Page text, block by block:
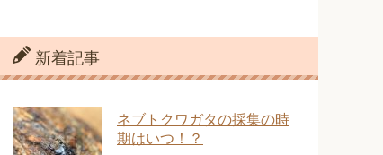
新着記事
ネブトクワガタの採集の時
期はいつ！？